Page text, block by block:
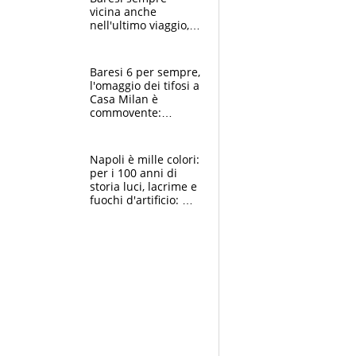
vicina anche
nell'ultimo viaggio,
circondati
dall'affetto dei tifosi
Baresi 6 per sempre,
l'omaggio dei tifosi a
Casa Milan è
commovente:
bigliettini
Napoli è mille colori:
per i 100 anni di
storia luci, lacrime e
fuochi d'artificio: De